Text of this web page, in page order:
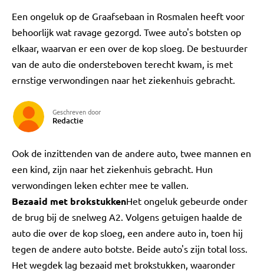
Een ongeluk op de Graafsebaan in Rosmalen heeft voor
behoorlijk wat ravage gezorgd. Twee auto's botsten op
elkaar, waarvan er een over de kop sloeg. De bestuurder
van de auto die ondersteboven terecht kwam, is met
ernstige verwondingen naar het ziekenhuis gebracht.
Geschreven door
Redactie
Ook de inzittenden van de andere auto, twee mannen en
een kind, zijn naar het ziekenhuis gebracht. Hun
verwondingen leken echter mee te vallen.
Bezaaid met brokstukkenHet ongeluk gebeurde onder
de brug bij de snelweg A2. Volgens getuigen haalde de
auto die over de kop sloeg, een andere auto in, toen hij
tegen de andere auto botste. Beide auto's zijn total loss.
Het wegdek lag bezaaid met brokstukken, waaronder